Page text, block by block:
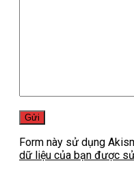
Form này sử dụng
dữ liệu của bạn được